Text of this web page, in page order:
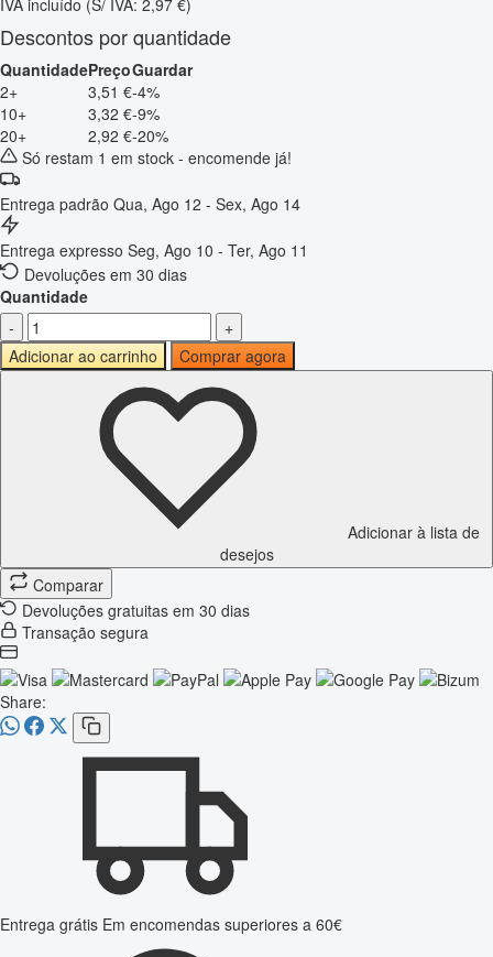
IVA incluído (S/ IVA: 2,97 €)
Descontos por quantidade
QuantidadePreçoGuardar
2+
3,51 €-4%
10+
3,32 €-9%
20+
2,92 €-20%
Só restam 1 em stock - encomende já!
Entrega padrão Qua, Ago 12 - Sex, Ago 14
Entrega expresso Seg, Ago 10 - Ter, Ago 11
Devoluções em 30 dias
Quantidade
-
+
Adicionar ao carrinho
Comprar agora
Adicionar à lista de
desejos
Comparar
Devoluções gratuitas em 30 dias
Transação segura
Share:
Entrega grátis Em encomendas superiores a 60€